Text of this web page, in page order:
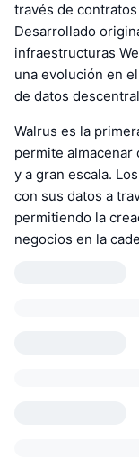
través de
Desarrollado
infraestructuras
una evolución en
de datos
Walrus es la
permite almacenar
y a gran escala.
con sus datos a
permitiendo la
negocios en la